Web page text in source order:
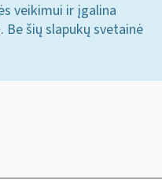
veikimui ir įgalina
šių slapukų svetainė